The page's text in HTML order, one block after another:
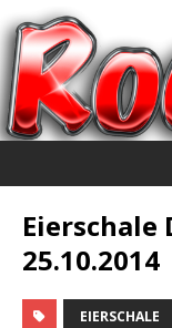
Eierschale
25.10.2014
EIERSCHALE